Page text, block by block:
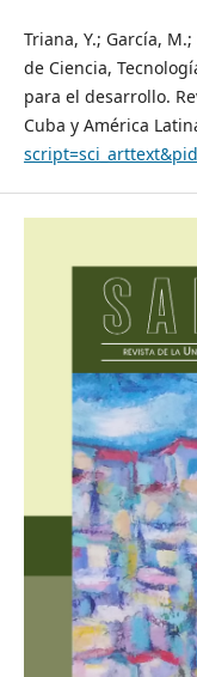
Triana, Y.; García,
de Ciencia,
para el desarrollo.
Cuba y América